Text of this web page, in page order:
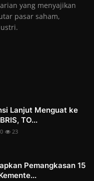
yang menyajikan
pasar saham,
Lanjut Menguat ke
TO...
0 23
Pemangkasan 15